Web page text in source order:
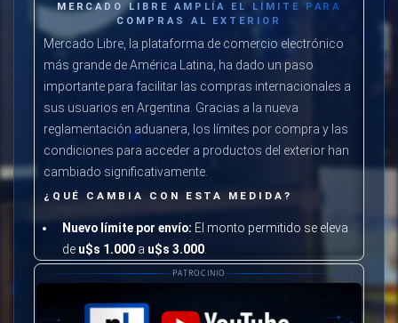
MERCADO LIBRE AMPLÍA EL LÍMITE PARA
COMPRAS AL EXTERIOR
Mercado Libre, la plataforma de comercio electrónico
más grande de América Latina, ha dado un paso
importante para facilitar las compras internacionales a
sus usuarios en Argentina. Gracias a la nueva
reglamentación aduanera, los límites por compra y las
condiciones para acceder a productos del exterior han
cambiado significativamente.
¿QUÉ CAMBIA CON ESTA MEDIDA?
Nuevo límite por envío: El monto permitido se eleva
de u$s 1.000a u$s 3.000.
Cantidad de envíos anuales:Se permite hasta20
a las restricciones previas.
PATROCINIO